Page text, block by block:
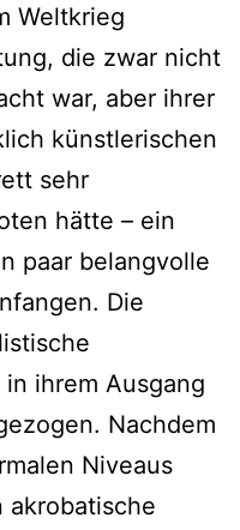
Weltkrieg
die zwar nicht
war, aber ihrer
künstlerischen
sehr
hätte – ein
paar belangvolle
Die
ihrem Ausgang
Nachdem
Niveaus
akrobatische